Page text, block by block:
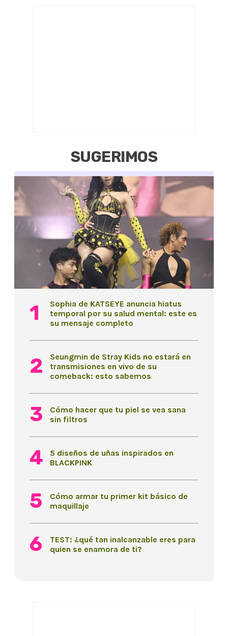
SUGERIMOS
Sophia de KATSEYE anuncia hiatus
temporal por su salud mental: este es
su mensaje completo
Seungmin de Stray Kids no estará en
transmisiones en vivo de su
comeback: esto sabemos
Cómo hacer que tu piel se vea sana
sin filtros
5 diseños de uñas inspirados en
BLACKPINK
Cómo armar tu primer kit básico de
maquillaje
TEST: ¿qué tan inalcanzable eres para
quien se enamora de ti?